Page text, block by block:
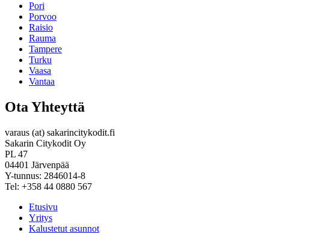
Pori
Porvoo
Raisio
Rauma
Tampere
Turku
Vaasa
Vantaa
Ota Yhteyttä
varaus (at) sakarincitykodit.fi
Sakarin Citykodit Oy
PL 47
04401 Järvenpää
Y-tunnus: 2846014-8
Tel: +358 44 0880 567
Etusivu
Yritys
Kalustetut asunnot